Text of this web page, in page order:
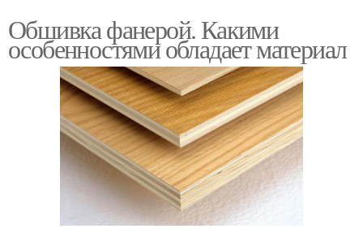
Обшивка фанерой. Какими
особенностями обладает материал